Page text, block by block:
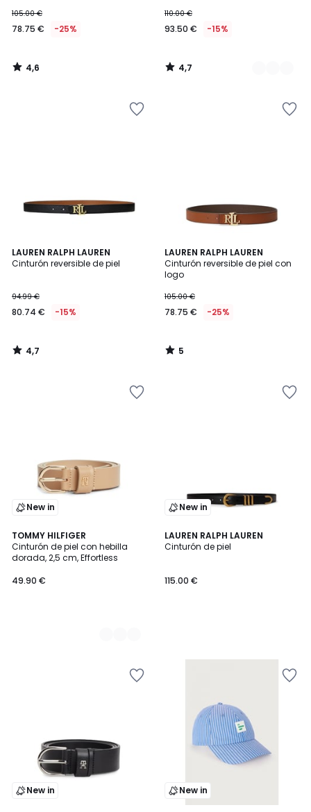
105.00 €
78.75 € -25%
4,6
/
110.00 €
93.50 € -15%
4,7
/
LAUREN RALPH LAUREN
Cinturón reversible de piel
94.99 €
80.74 € -15%
4,7
/ 5
4,7
/
LAUREN RALPH LAUREN
Cinturón reversible de piel con
logo
105.00 €
78.75 € -25%
5
/
5
5
/
New in
TOMMY HILFIGER
Cinturón de piel con hebilla
dorada, 2,5 cm, Effortless
49.90 €
2
Colores
New in
LAUREN RALPH LAUREN
Cinturón de piel
115.00 €
New in New in